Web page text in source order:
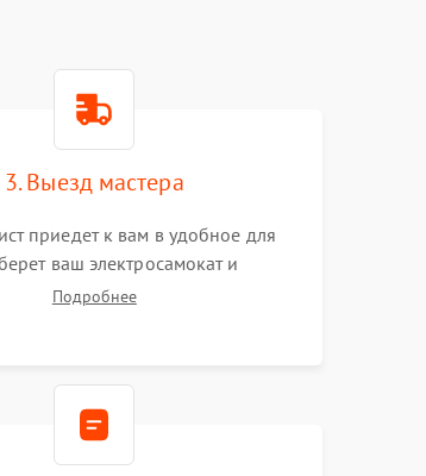
3. Выезд мастера
приедет к вам в удобное для
ваш электросамокат и
для диагностики.
Подробнее